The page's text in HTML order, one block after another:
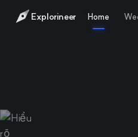
Explorineer Home